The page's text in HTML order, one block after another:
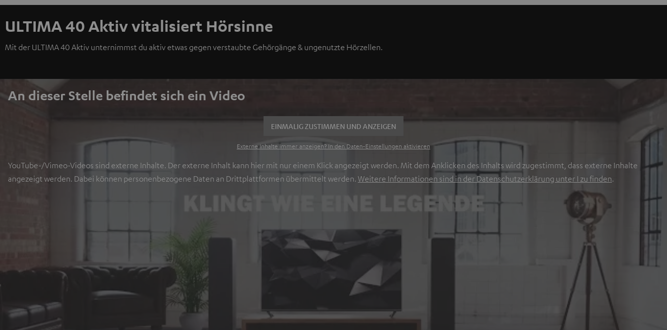
ULTIMA 40 Aktiv vitalisiert Hörsinne
Mit der ULTIMA 40 Aktiv unternimmst du aktiv etwas gegen verstaubte Gehörgänge & ungenutzte Hörzellen.
An dieser Stelle befindet sich ein Video
EINMALIG ZUSTIMMEN UND ANZEIGEN
Externe Inhalte immer anzeigen? In den Daten‑Einstellungen aktivieren
YouTube-/Vimeo-Videos sind externe Inhalte. Der externe Inhalt kann hier mit nur einem Klick angezeigt werden. Mit dem Anklicken des Inhalts wird zugestimmt, dass externe Inhalte
angezeigt werden. Dabei können personenbezogene Daten an Drittplattformen übermittelt werden. Weitere Informationen sind in der Datenschutzerklärung unter I zu finden.